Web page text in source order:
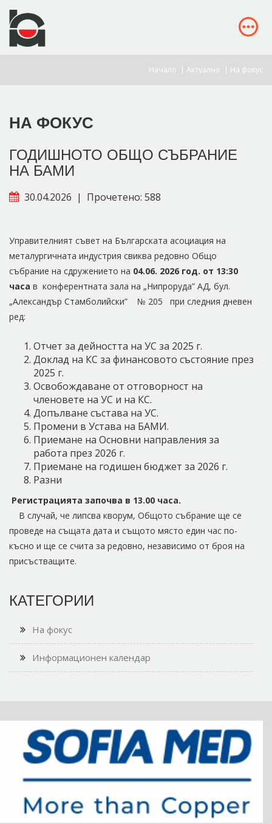
Начало | Актуално | На фокус
НА ФОКУС
ГОДИШНОТО ОБЩО СЪБРАНИЕ
НА БАМИ
30.04.2026 | Прочетено: 588
Управителният съвет на Българската асоциация на
металургичната индустрия свиква редовно Общо
събрание на сдружението на 04.06. 2026 год. от 13:30
часа в конферентната зала на „Нипроруда” АД, бул.
„Александър Стамболийски” № 205 при следния дневен
ред:
Отчет за дейността на УС за 2025 г.
Доклад на КС за финансовото състояние през
2025 г.
Освобождаване от отговорност на
членовете на УС и на КС.
Допълване състава на УС.
Промени в Устава на БАМИ.
Приемане на Основни направления за
работа през 2026 г.
Приемане на годишен бюджет за 2026 г.
Разни
Регистрацията започва в 13.00 часа.
В случай, че липсва кворум, Общото събрание ще се
проведе на същата дата и същото място един час по-
късно и ще се счита за редовно, независимо от броя на
присъстващите.
КАТЕГОРИИ
На фокус
Информационен календар